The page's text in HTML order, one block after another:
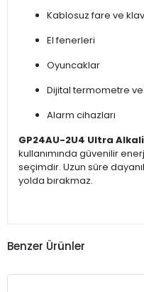
Kablosuz fare ve
El fenerleri
Oyuncaklar
Dijital termometre
Alarm cihazları
GP24AU-2U4 Ultra
kullanımında güvenilir
seçimdir. Uzun süre
yolda bırakmaz.
Benzer Ürünler